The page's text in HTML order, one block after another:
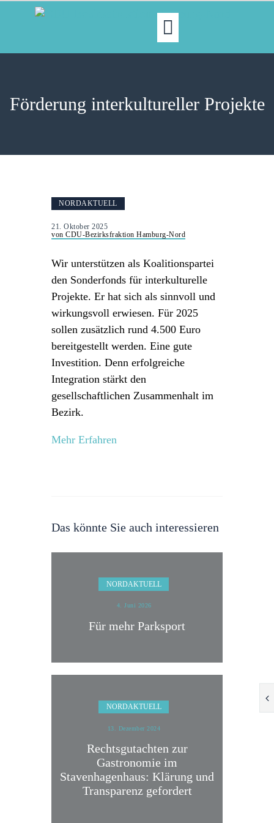
Förderung interkultureller Projekte
AKTUELLES
PRESSE
NORDAKTUELL
21. Oktober 2025
von CDU-Bezirksfraktion Hamburg-Nord
Wir unterstützen als Koalitionspartei
den Sonderfonds für interkulturelle
Projekte. Er hat sich als sinnvoll und
wirkungsvoll erwiesen. Für 2025
sollen zusätzlich rund 4.500 Euro
bereitgestellt werden. Eine gute
Investition. Denn erfolgreiche
Integration stärkt den
gesellschaftlichen Zusammenhalt im
Bezirk.
Mehr Erfahren
Das könnte Sie auch interessieren
NORDAKTUELL
4. Juni 2026
Für mehr Parksport
NORDAKTUELL
13. Dezember 2024
Rechtsgutachten zur
Gastronomie im
Stavenhagenhaus: Klärung und
Transparenz gefordert